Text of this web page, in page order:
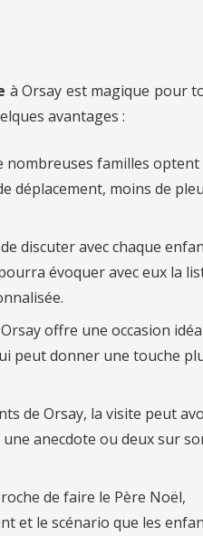
à Orsay est magique pour
avantages :
nombreuses familles
déplacement, moins de
discuter avec chaque
évoquer avec eux la
offre une occasion
peut donner une touche
de Orsay, la visite peut
anecdote ou deux sur
de faire le Père Noël,
et le scénario que les